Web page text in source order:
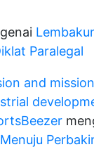
Paralegal
and